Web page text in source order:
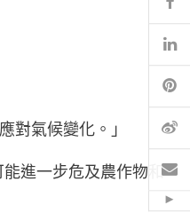
對氣候變化。」
進一步危及農作物和